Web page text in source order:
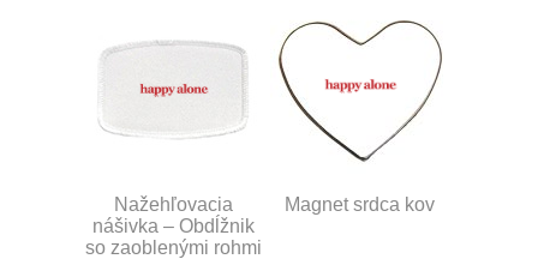
Nažehľovacia
nášivka – Obdĺžnik
so zaoblenými rohmi
Magnet srdca kov